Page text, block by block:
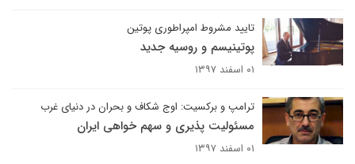
تایید مشروط امپراطوری پوتین
پوتینیسم و روسیه جدید
۰۱ اسفند ۱۳۹۷
ترامپ و برکسیت: اوج شکاف و بحران در دنیای غرب
مسئولیت پذیری و سهم خواهی ایران
۰۱ اسفند ۱۳۹۷